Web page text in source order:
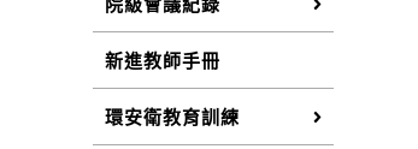
院級會議紀錄
新進教師手冊
環安衛教育訓練